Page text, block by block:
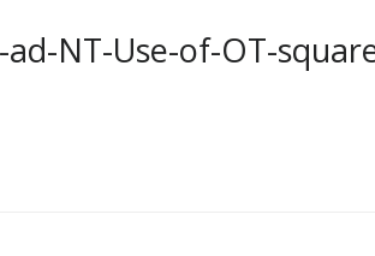
NT-Use-of-OT-